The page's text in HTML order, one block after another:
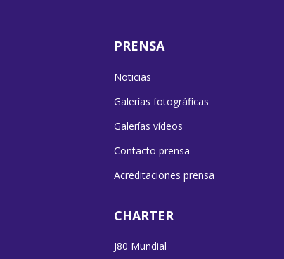
PRENSA
Noticias
Galerías fotográficas
Galerías vídeos
Contacto prensa
Acreditaciones prensa
CHARTER
J80 Mundial